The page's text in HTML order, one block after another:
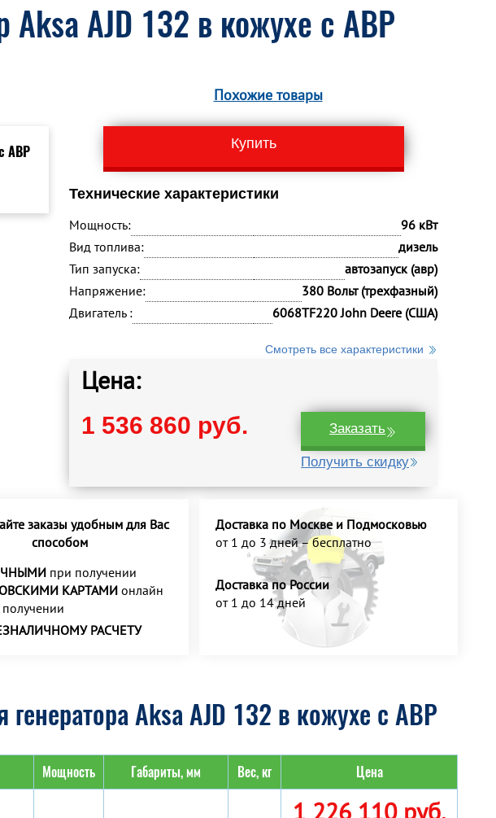
Aksa AJD 132 в кожухе с АВР
Похожие товары
Купить
Технические характеристики
Мощность:
96 кВт
Вид топлива:
дизель
Тип запуска:
автозапуск (авр)
Напряжение:
380 Вольт (трехфазный)
Двигатель :
6068TF220 John Deere (США)
Смотреть все характеристики
Цена:
1 536 860 руб. Заказать
Получить скидку
заказы удобным для Вас
способом
при получении
КАРТАМИ онлайн
РАСЧЕТУ
Доставка по Москве и Подмосковью
от 1 до 3 дней – бесплатно
Доставка по России
от 1 до 14 дней
Aksa AJD 132 в кожухе с АВР
Мощность Габариты, мм Вес, кг Цена
1 226 110 руб.